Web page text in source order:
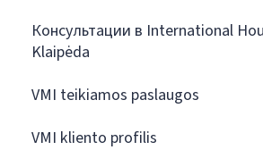
Консультации в International
Klaipėda
VMI teikiamos paslaugos
VMI kliento profilis